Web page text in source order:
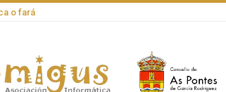
o fará